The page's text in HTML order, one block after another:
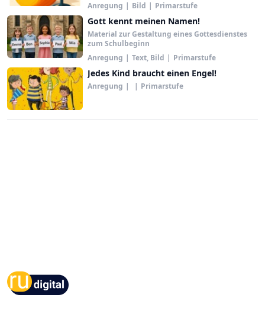
Anregung | Bild | Primarstufe
Gott kennt meinen Namen!
Material zur Gestaltung eines Gottesdienstes
zum Schulbeginn
Anregung | Text, Bild | Primarstufe
Jedes Kind braucht einen Engel!
Anregung | | Primarstufe
Footer